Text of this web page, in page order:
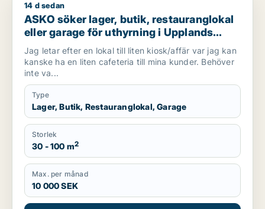
ASKO söker lager, butik, restauranglokal eller garage för
14 d sedan
ASKO söker lager, butik, restauranglokal
eller garage för uthyrning i Upplands
Väsby, Vallentuna eller Järfälla m.fl.
Jag letar efter en lokal till liten kiosk/affär var jag kan
kanske ha en liten cafeteria till mina kunder. Behöver
inte va...
Type
Lager, Butik, Restauranglokal, Garage
Storlek
30 - 100 m2
Max. per månad
10 000 SEK